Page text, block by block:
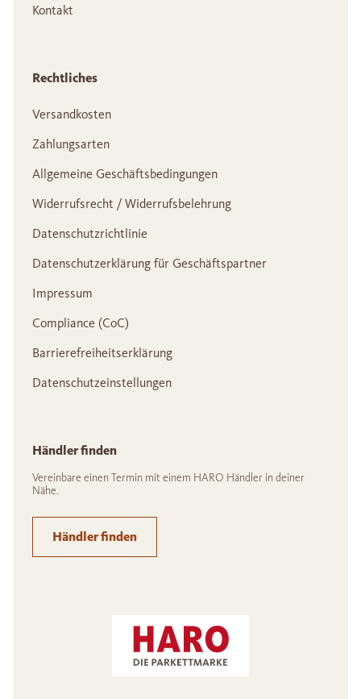
Kontakt
Rechtliches
Versandkosten
Zahlungsarten
Allgemeine Geschäftsbedingungen
Widerrufsrecht / Widerrufsbelehrung
Datenschutzrichtlinie
Datenschutzerklärung für Geschäftspartner
Impressum
Compliance (CoC)
Barrierefreiheitserklärung
Datenschutzeinstellungen
Händler finden
Vereinbare einen Termin mit einem HARO Händler in deiner
Nähe.
Händler finden